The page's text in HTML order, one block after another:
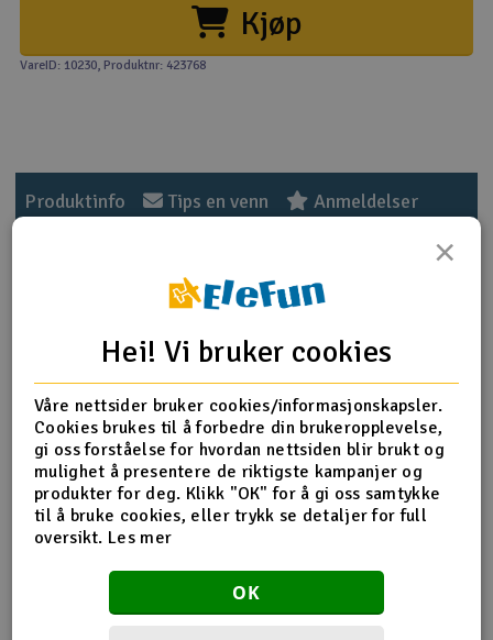
Modellbygging, LEGO & byggesett
Modelljernbane
Outlet
Smarthjem, lek & hobby
Solenergi
Sparkesykler & elkjøretøy
Verktøy, utstyr & tilbehør
Gavekort
Kjøp
VareID: 10230, Produktnr: 423768
Produktinfo Tips en venn Anmeldelser
Produktinformasjon
3768: Spring retainers, upper & lower (2)/ piston head set
(2-hole (2)/ 3-hole (2))
Flere detaljer
Produktet er
forbundet med
Reservedeler Traxxas
Brushless RTR Black
Traxxas Mini Maxx 4x4 BL-2S
Brushless RTR Blue
Traxxas Mini Maxx 4x4 BL-2S
×
Hei! Vi bruker cookies
Våre nettsider bruker cookies/informasjonskapsler.
Cookies brukes til å forbedre din brukeropplevelse,
gi oss forståelse for hvordan nettsiden blir brukt og
mulighet å presentere de riktigste kampanjer og
produkter for deg. Klikk "OK" for å gi oss samtykke
til å bruke cookies, eller trykk se detaljer for full
oversikt. Les mer
OK